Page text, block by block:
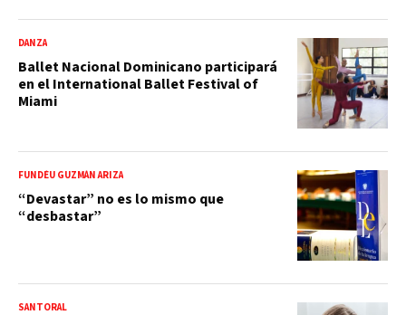
DANZA
Ballet Nacional Dominicano participará
en el International Ballet Festival of
Miami
FUNDÉU GUZMÁN ARIZA
“Devastar” no es lo mismo que
“desbastar”
SANTORAL